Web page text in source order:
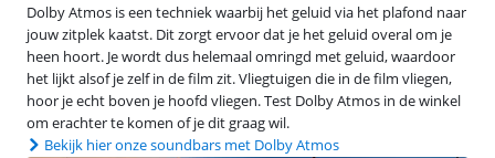
Dolby Atmos is een techniek waarbij het geluid via het plafond naar
jouw zitplek kaatst. Dit zorgt ervoor dat je het geluid overal om je
heen hoort. Je wordt dus helemaal omringd met geluid, waardoor
het lijkt alsof je zelf in de film zit. Vliegtuigen die in de film vliegen,
hoor je echt boven je hoofd vliegen. Test Dolby Atmos in de winkel
om erachter te komen of je dit graag wil.
Bekijk hier onze soundbars met Dolby Atmos